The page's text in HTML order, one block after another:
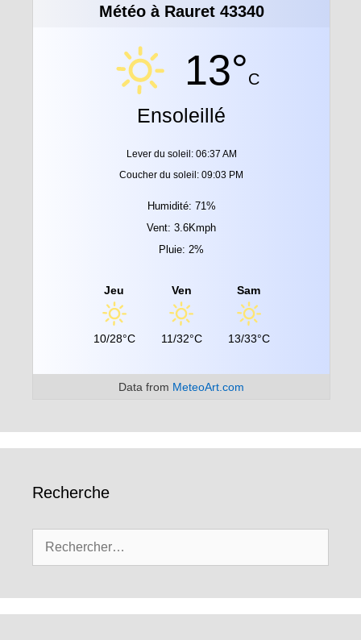
Météo à Rauret 43340
13°C
Ensoleillé
Lever du soleil: 06:37 AM
Coucher du soleil: 09:03 PM
Humidité: 71%
Vent: 3.6Kmph
Pluie: 2%
Jeu
10/28°C
Ven
11/32°C
Sam
13/33°C
Data from MeteoArt.com
Recherche